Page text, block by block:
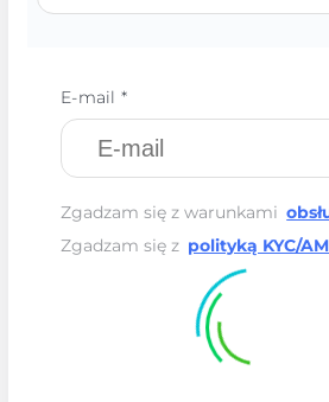
E-mail *
Zgadzam się z warunkami
Zgadzam się z polityką KYC/